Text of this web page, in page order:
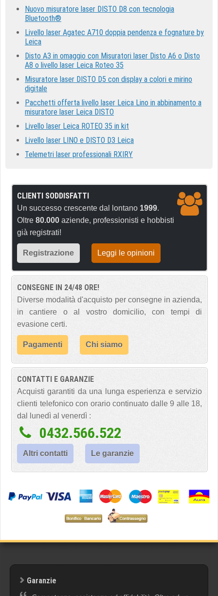
Nuovo misuratore laser DISTO D8 con tecnologia
Bluetooth®
Livello laser Agatec A710 doppia pendenza e fognature by
Leica
Disto A3 in omaggio con Misuratori laser Disto A6 o Disto
A8 o livello laser Leica Roteo 35
Misuratore laser DISTO D5 con display a colori e mirino
digitale
Pacchetti offerta livello laser Leica Lino in abbinamento a
misuratore laser Leica DISTO
Livello laser Leica ROTEO 35 in kit
Livello laser LINO e DISTO D3 Leica
Telemetri laser professionali RXIRY
CLIENTI SODDISFATTI
Un successo crescente dal lontano 1999.
Oltre 80.000 aziende, professionisti e hobbisti
già registrati!
Registrazione Leggi le opinioni
CONSEGNE IN 24/48 ORE!
Diverse modalità d'acquisto per consegne in azienda,
in cantiere o al vostro domicilio, con tempi di
evasione certi.
Pagamenti Chi siamo
CONTATTI E GARANZIE
Acquisti garantiti da una lunga esperienza e servizio
clienti telefonico con orario continuato dalle 9 alle 18,
dal lunedì al venerdì :
0432.566.522
Altri contatti Le garanzie
Garanzie